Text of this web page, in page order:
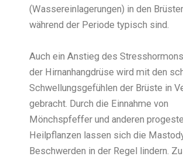
(Wassereinlagerungen) in den
während der Periode typisch sind.
Auch ein Anstieg des
der Hirnanhangdrüse wird mit den
Schwellungsgefühlen der Brüste in
gebracht. Durch die Einnahme von
Mönchspfeffer und anderen
Heilpflanzen lassen sich die
Beschwerden in der Regel lindern.